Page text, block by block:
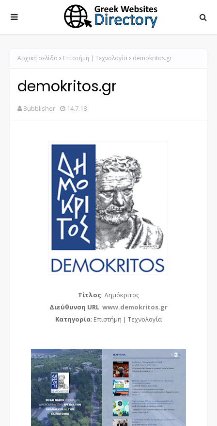
Αρχική σελίδα Επιστήμη | Τεχνολογία demokritos.gr
demokritos.gr
Bubblisher 14.7.18
Τίτλος: Δημόκριτος
Διεύθυνση URL: www.demokritos.gr
Κατηγορία: Επιστήμη | Τεχνολογία